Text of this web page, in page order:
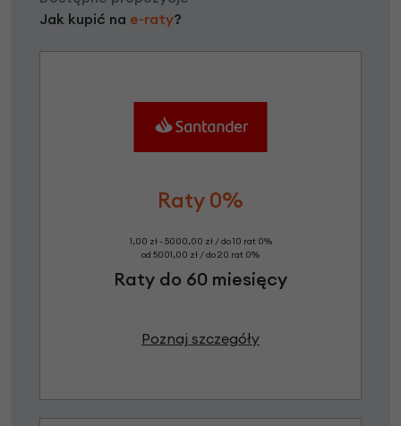
Jak kupić na e-raty?
Raty 0%
1,00 zł - 5000,00 zł / do 10 rat 0%
od 5001,00 zł / do 20 rat 0%
Raty do 60 miesięcy
Poznaj szczegóły